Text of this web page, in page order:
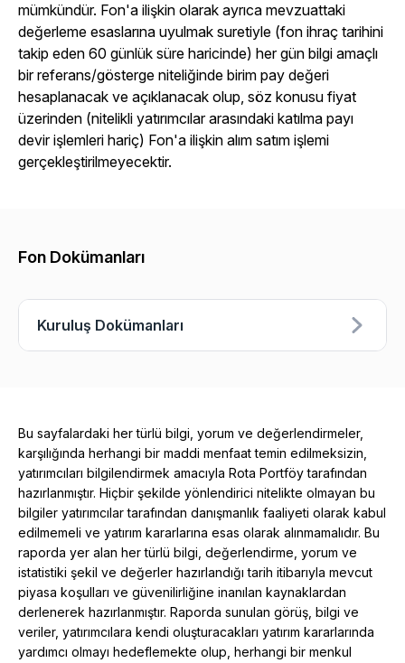
mümkündür. Fon'a ilişkin olarak ayrıca mevzuattaki
değerleme esaslarına uyulmak suretiyle (fon ihraç tarihini
takip eden 60 günlük süre haricinde) her gün bilgi amaçlı
bir referans/gösterge niteliğinde birim pay değeri
hesaplanacak ve açıklanacak olup, söz konusu fiyat
üzerinden (nitelikli yatırımcılar arasındaki katılma payı
devir işlemleri hariç) Fon'a ilişkin alım satım işlemi
gerçekleştirilmeyecektir.
Fon Dokümanları
Kuruluş Dokümanları
Bu sayfalardaki her türlü bilgi, yorum ve değerlendirmeler,
karşılığında herhangi bir maddi menfaat temin edilmeksizin,
yatırımcıları bilgilendirmek amacıyla Rota Portföy tarafından
hazırlanmıştır. Hiçbir şekilde yönlendirici nitelikte olmayan bu
bilgiler yatırımcılar tarafından danışmanlık faaliyeti olarak kabul
edilmemeli ve yatırım kararlarına esas olarak alınmamalıdır. Bu
raporda yer alan her türlü bilgi, değerlendirme, yorum ve
istatistiki şekil ve değerler hazırlandığı tarih itibarıyla mevcut
piyasa koşulları ve güvenilirliğine inanılan kaynaklardan
derlenerek hazırlanmıştır. Raporda sunulan görüş, bilgi ve
veriler, yatırımcılara kendi oluşturacakları yatırım kararlarında
yardımcı olmayı hedeflemekte olup, herhangi bir menkul